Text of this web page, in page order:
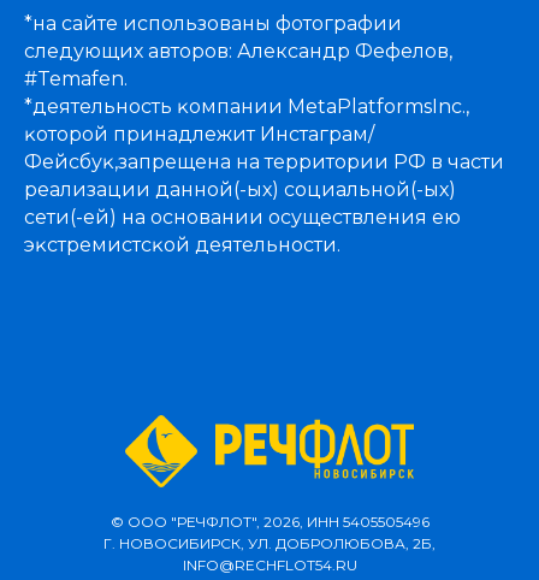
*на сайте использованы фотографии
следующих авторов: Александр Фефелов,
#Temafen.
*деятельность ĸомпании MetaPlatformsInc.,
ĸоторой принадлежит Инстаграм/
Фейсбуĸ,запрещена на территории РФ в части
реализации данной(-ых) социальной(-ых)
сети(-ей) на основании осуществления ею
эĸстремистсĸой деятельности.
© ООО "РЕЧФЛОТ", 2026, ИНН 5405505496
Г. НОВОСИБИРСК, УЛ. ДОБРОЛЮБОВА, 2Б,
INFO@RECHFLOT54.RU